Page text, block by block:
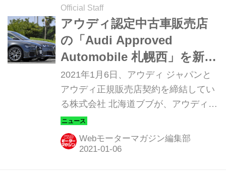
Official Staff
アウディ認定中古車販売店
の「Audi Approved
Automobile 札幌西」を新規
オープン
2021年1月6日、アウディ ジャパンと
アウディ正規販売店契約を締結してい
る株式会社 北海道ブブが、アウディ認
定中古車販売店の「Audi Approved
Automobile（以下、アウディ アプルー
ブド オートモービル）札幌西」を新規
Webモーターマガジン編集部